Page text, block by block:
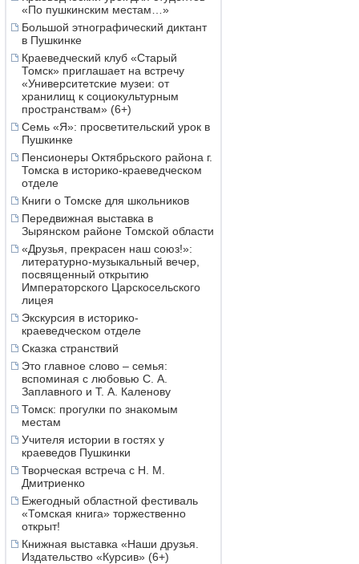
«По пушкинским местам…»
Большой этнографический диктант
в Пушкинке
Краеведческий клуб «Старый
Томск» приглашает на встречу
«Университетские музеи: от
хранилищ к социокультурным
пространствам» (6+)
Семь «Я»: просветительский урок в
Пушкинке
Пенсионеры Октябрьского района г.
Томска в историко-краеведческом
отделе
Книги о Томске для школьников
Передвижная выставка в
Зырянском районе Томской области
«Друзья, прекрасен наш союз!»:
литературно-музыкальный вечер,
посвященный открытию
Императорского Царскосельского
лицея
Экскурсия в историко-
краеведческом отделе
Сказка странствий
Это главное слово – семья:
вспоминая с любовью С. А.
Заплавного и Т. А. Каленову
Томск: прогулки по знакомым
местам
Учителя истории в гостях у
краеведов Пушкинки
Творческая встреча с Н. М.
Дмитриенко
Ежегодный областной фестиваль
«Томская книга» торжественно
открыт!
Книжная выставка «Наши друзья.
Издательство «Курсив» (6+)